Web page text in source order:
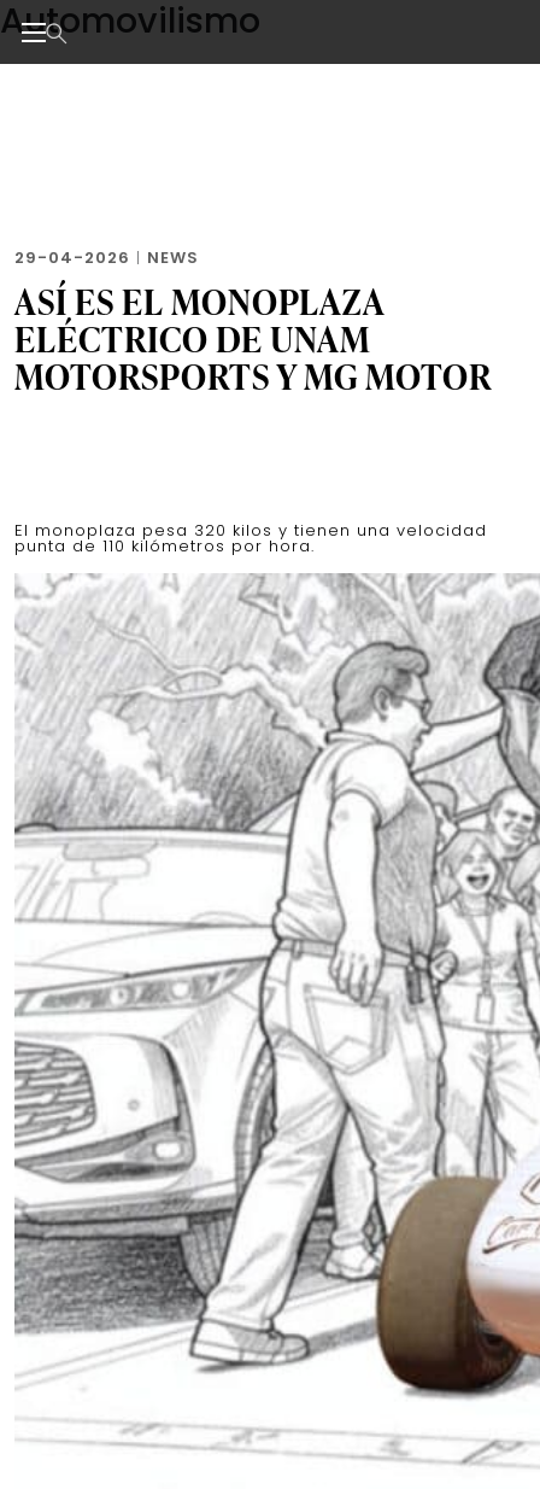
Skip
to
the
Automovilismo
29-04-2026 | NEWS
ASÍ ES EL MONOPLAZA
ELÉCTRICO DE UNAM
MOTORSPORTS Y MG MOTOR
El monoplaza pesa 320 kilos y tienen una velocidad
punta de 110 kilómetros por hora.